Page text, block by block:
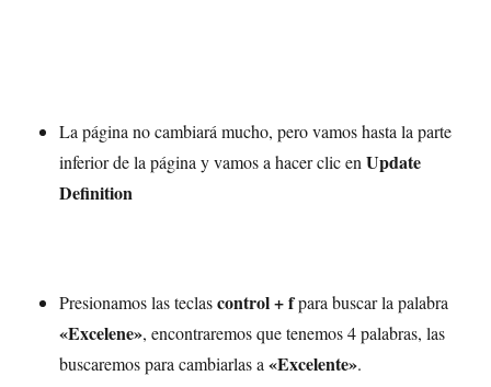
La página no cambiará mucho, pero vamos hasta la parte
inferior de la página y vamos a hacer clic enUpdate
Definition
Presionamos las teclascontrol + fpara buscar la palabra
«Excelene», encontraremos que tenemos 4 palabras, las
buscaremos para cambiarlas a«Excelente».